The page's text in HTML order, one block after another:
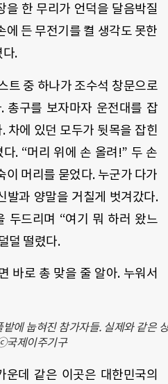
을 한 무리가 언덕을 달음박질
에 든 무전기를 켤 생각도 못한
.
트 중 하나가 조수석 창문으로
총구를 보자마자 운전대를 잡
차에 있던 모두가 뒷목을 잡힌
. “머리 위에 손 올려!” 두 손
이 머리를 묻었다. 누군가 다가
발과 양말을 거칠게 벗겨갔다.
두드리며 “여기 뭐 하러 왔느
덜 떨렸다.
바로 총 맞을 줄 알아. 누워서
에 눕혀진 참가자들. 실제와 같은
국제이주기구
데 같은 이곳은 대한민국의